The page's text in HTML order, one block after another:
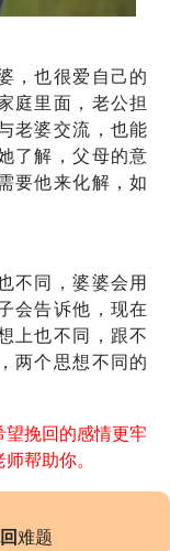
，也很爱自己的
庭里面，老公担
老婆交流，也能
了解，父母的意
要他来化解，如
不同，婆婆会用
会告诉他，现在
上也不同，跟不
两个思想不同的
挽回的感情更牢
帮助你。
难题